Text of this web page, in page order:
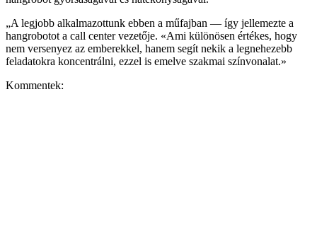
„A legjobb alkalmazottunk ebben a műfajban — így jellemezte a
hangrobotot a call center vezetője. «Ami különösen értékes, hogy
nem versenyez az emberekkel, hanem segít nekik a legnehezebb
feladatokra koncentrálni, ezzel is emelve szakmai színvonalat.»
Kommentek: